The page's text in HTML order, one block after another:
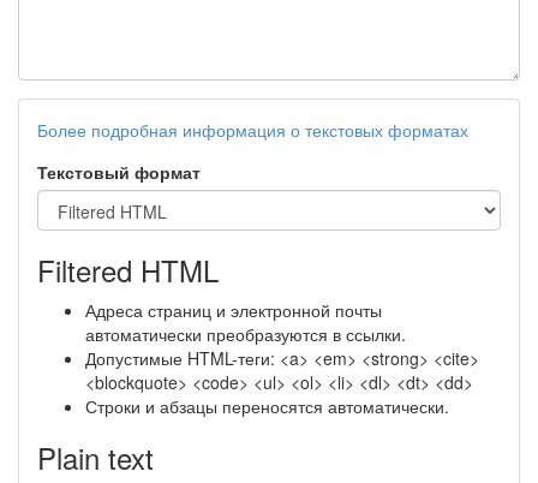
Более подробная информация о текстовых форматах
Текстовый формат
Filtered HTML
Адреса страниц и электронной почты
автоматически преобразуются в ссылки.
Допустимые HTML-теги: <a> <em> <strong> <cite>
<blockquote> <code> <ul> <ol> <li> <dl> <dt> <dd>
Строки и абзацы переносятся автоматически.
Plain text